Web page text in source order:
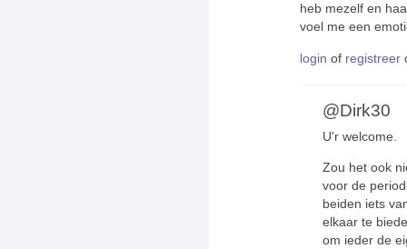
heb mezelf en
voel me een
login of registreer
@Dirk30
U'r welcome.
Zou het ook
voor de
beiden iets
elkaar te
om ieder de